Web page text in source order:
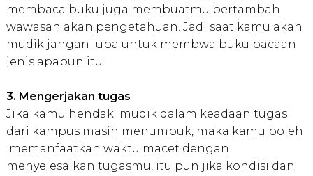
membaca buku juga membuatmu bertambah
wawasan akan pengetahuan. Jadi saat kamu akan
mudik jangan lupa untuk membwa buku bacaan
jenis apapun itu.
3. Mengerjakan tugas
Jika kamu hendak mudik dalam keadaan tugas
dari kampus masih menumpuk, maka kamu boleh
memanfaatkan waktu macet dengan
menyelesaikan tugasmu, itu pun jika kondisi dan